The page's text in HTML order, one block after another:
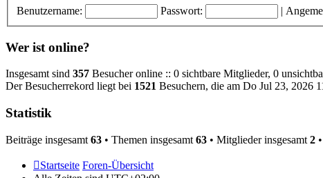
Benutzername: Passwort: |
Wer ist online?
Insgesamt sind 357 Besucher online :: 0 sichtbare Mitglieder, 0
Der Besucherrekord liegt bei 1521 Besuchern, die am Do Jul 23, 2026
Statistik
Beiträge insgesamt 63 • Themen insgesamt 63 • Mitglieder insgesamt 2
Startseite Foren-Übersicht